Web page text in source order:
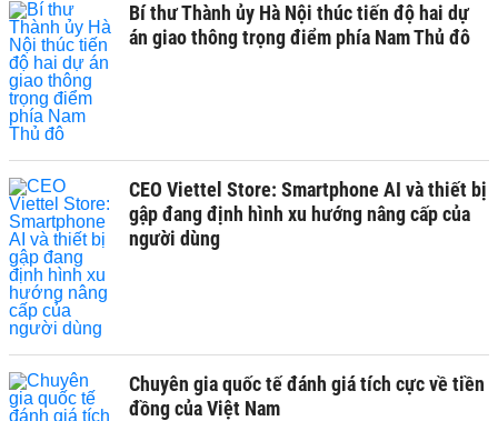
Bí thư Thành ủy Hà Nội thúc tiến độ hai dự
án giao thông trọng điểm phía Nam Thủ đô
CEO Viettel Store: Smartphone AI và thiết bị
gập đang định hình xu hướng nâng cấp của
người dùng
Chuyên gia quốc tế đánh giá tích cực về tiền
đồng của Việt Nam